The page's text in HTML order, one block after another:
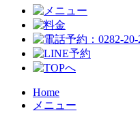
Home
メニュー